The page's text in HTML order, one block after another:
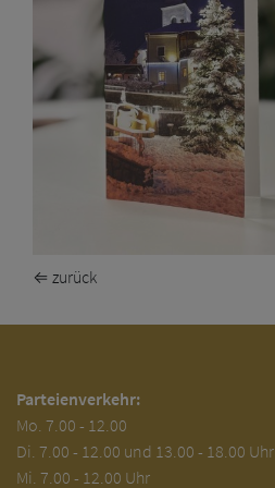
⇐ zurück
Parteienverkehr:
Mo. 7.00 - 12.00
Di. 7.00 - 12.00 und 13.00 - 18.00 Uhr
Mi. 7.00 - 12.00 Uhr